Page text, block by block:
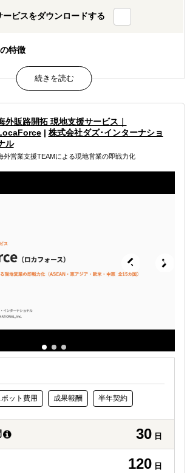
ービスをダウンロードする
特徴
えっぽいもの"を、現地のリアルで答え合わ
出の現地顧問サービス。
ル
海外進出戦略・事業計画立案
ティング
ど輸出／販売の準備をしたい
外販路開拓 現地支援サービス｜
| 株式会社ダズ･インターナショ
ル
外営業支援TEAMによる現地営業の即戦力化
ポット費用 成果報酬 半年契約
30 日
120 日